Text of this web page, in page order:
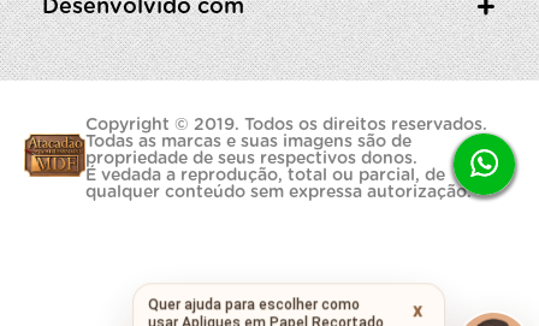
Desenvolvido com
Copyright © 2019. Todos os direitos reservados.
Todas as marcas e suas imagens são de
propriedade de seus respectivos donos.
É vedada a reprodução, total ou parcial, de
qualquer conteúdo sem expressa autorização.